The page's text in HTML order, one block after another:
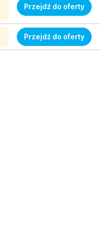
Przejdź do oferty
Przejdź do oferty